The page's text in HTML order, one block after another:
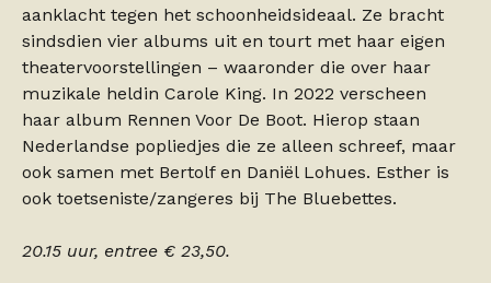
aanklacht tegen het schoonheidsideaal. Ze bracht
sindsdien vier albums uit en tourt met haar eigen
theatervoorstellingen – waaronder die over haar
muzikale heldin Carole King. In 2022 verscheen
haar album Rennen Voor De Boot. Hierop staan
Nederlandse popliedjes die ze alleen schreef, maar
ook samen met Bertolf en Daniël Lohues. Esther is
ook toetseniste/zangeres bij The Bluebettes.
20.15 uur, entree € 23,50.